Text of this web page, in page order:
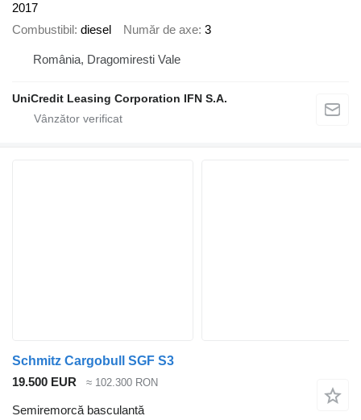
2017
Combustibil diesel Număr de axe 3
România, Dragomiresti Vale
UniCredit Leasing Corporation IFN S.A.
Schmitz Cargobull SGF S3
19.500 EUR
≈ 102.300 RON
Semiremorcă basculantă